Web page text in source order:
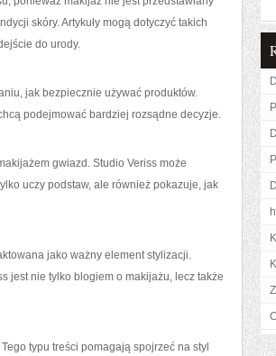
skóry. Artykuły mogą dotyczyć takich
do urody.
jak bezpiecznie używać produktów.
podejmować bardziej rozsądne decyzje.
gwiazd. Studio Veriss może
uczy podstaw, ale również pokazuje, jak
jako ważny element stylizacji.
jest nie tylko blogiem o makijażu, lecz także
typu treści pomagają spojrzeć na styl